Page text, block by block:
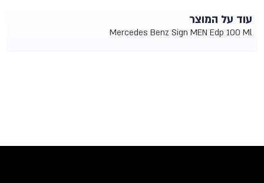
עוד על המוצר
Mercedes Benz Sign MEN Edp 100 Ml